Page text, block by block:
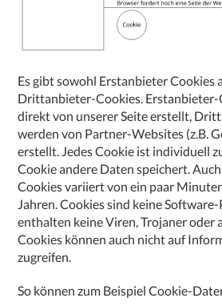
Es gibt sowohl Erstanbieter Cookies
Drittanbieter-Cookies. Erstanbieter-
direkt von unserer Seite erstellt,
werden von Partner-Websites (z.B.
erstellt. Jedes Cookie ist individuell
Cookie andere Daten speichert.
Cookies variiert von ein paar
Jahren. Cookies sind keine
enthalten keine Viren, Trojaner oder
Cookies können auch nicht auf
zugreifen.
So können zum Beispiel Cookie-